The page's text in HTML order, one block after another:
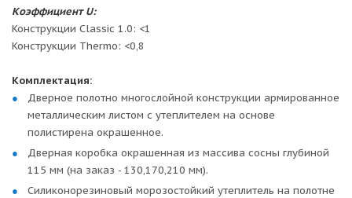
Коэффициент U:
Конструкции Classic 1.0: <1
Конструкции Thermo: <0,8
Комплектация:
Дверное полотно многослойной конструкции армированное
металлическим листом с утеплителем на основе
полистирена окрашенное.
Дверная коробка окрашенная из массива сосны глубиной
115 мм (на заказ - 130,170,210 мм).
Силиконорезиновый морозостойкий утеплитель на полотне